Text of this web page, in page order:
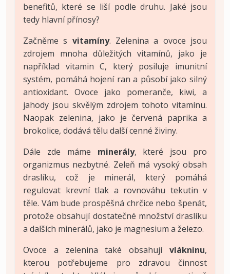
benefitů, které se liší podle druhu. Jaké jsou
tedy hlavní přínosy?
Začněme s vitamíny. Zelenina a ovoce jsou
zdrojem mnoha důležitých vitamínů, jako je
například vitamin C, který posiluje imunitní
systém, pomáhá hojení ran a působí jako silný
antioxidant. Ovoce jako pomeranče, kiwi, a
jahody jsou skvělým zdrojem tohoto vitamínu.
Naopak zelenina, jako je červená paprika a
brokolice, dodává tělu další cenné živiny.
Dále zde máme minerály, které jsou pro
organizmus nezbytné. Zeleň má vysoký obsah
draslíku, což je minerál, který pomáhá
regulovat krevní tlak a rovnováhu tekutin v
těle. Vám bude prospěšná chrčice nebo špenát,
protože obsahují dostatečné množství draslíku
a dalších minerálů, jako je magnesium a železo.
Ovoce a zelenina také obsahují vlákninu,
kterou potřebujeme pro zdravou činnost